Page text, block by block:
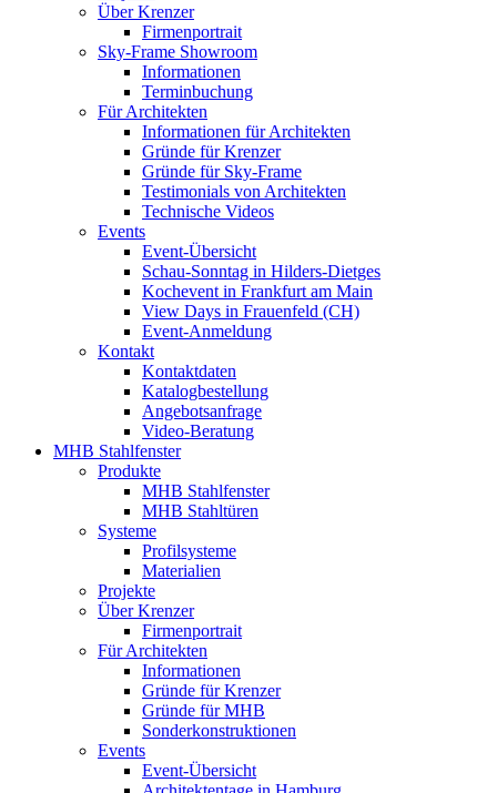
Über Krenzer
Firmenportrait
Sky-Frame Showroom
Informationen
Terminbuchung
Für Architekten
Informationen für Architekten
Gründe für Krenzer
Gründe für Sky-Frame
Testimonials von Architekten
Technische Videos
Events
Event-Übersicht
Schau-Sonntag in Hilders-Dietges
Kochevent in Frankfurt am Main
View Days in Frauenfeld (CH)
Event-Anmeldung
Kontakt
Kontaktdaten
Katalogbestellung
Angebotsanfrage
Video-Beratung
MHB Stahlfenster
Produkte
MHB Stahlfenster
MHB Stahltüren
Systeme
Profilsysteme
Materialien
Projekte
Über Krenzer
Firmenportrait
Für Architekten
Informationen
Gründe für Krenzer
Gründe für MHB
Sonderkonstruktionen
Events
Event-Übersicht